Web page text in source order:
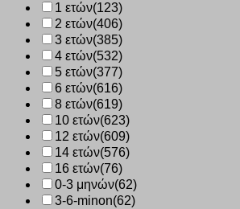
0730
ποσότητα
1 ετών(123)
2 ετών(406)
3 ετών(385)
4 ετών(532)
5 ετών(377)
6 ετών(616)
8 ετών(619)
10 ετών(623)
12 ετών(609)
14 ετών(576)
16 ετών(76)
0-3 μηνών(62)
3-6-minon(62)